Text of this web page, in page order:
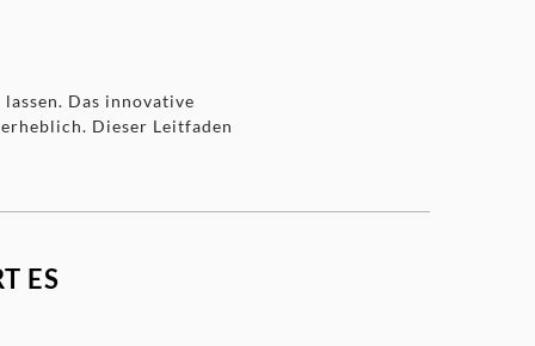
Das innovative
Dieser Leitfaden
ES